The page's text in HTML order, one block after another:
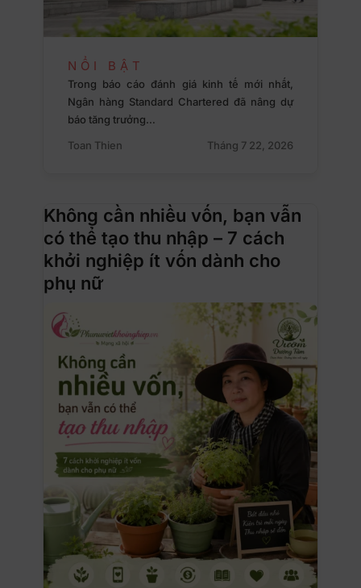
NỔI BẬT
Trong báo cáo đánh giá kinh tế mới nhất,
Ngân hàng Standard Chartered đã nâng dự
báo tăng trưởng…
Toan Thien
Tháng 7 22, 2026
Không cần nhiều vốn, bạn vẫn
có thể tạo thu nhập – 7 cách
khởi nghiệp ít vốn dành cho
phụ nữ